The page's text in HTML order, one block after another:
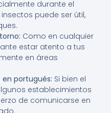
durante el
puede ser útil,
Como en cualquier
estar atento a tus
en áreas
en portugués: Si bien el
establecimientos
de comunicarse en